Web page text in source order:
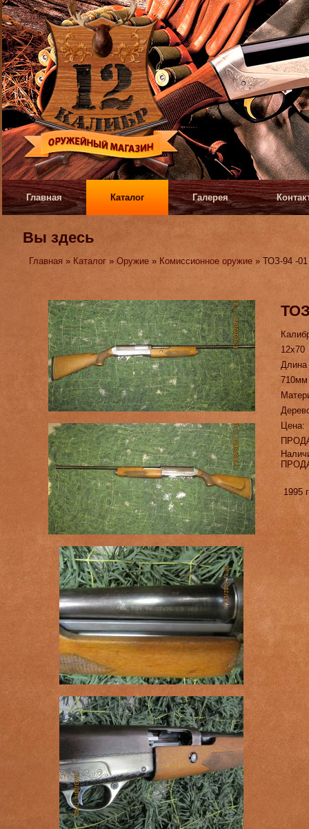
Главная Каталог Галерея
Вы здесь
Главная » Каталог »Оружие » Комиссионное оружие » ТОЗ-94 -01
12х70
710мм
Цена:
1995